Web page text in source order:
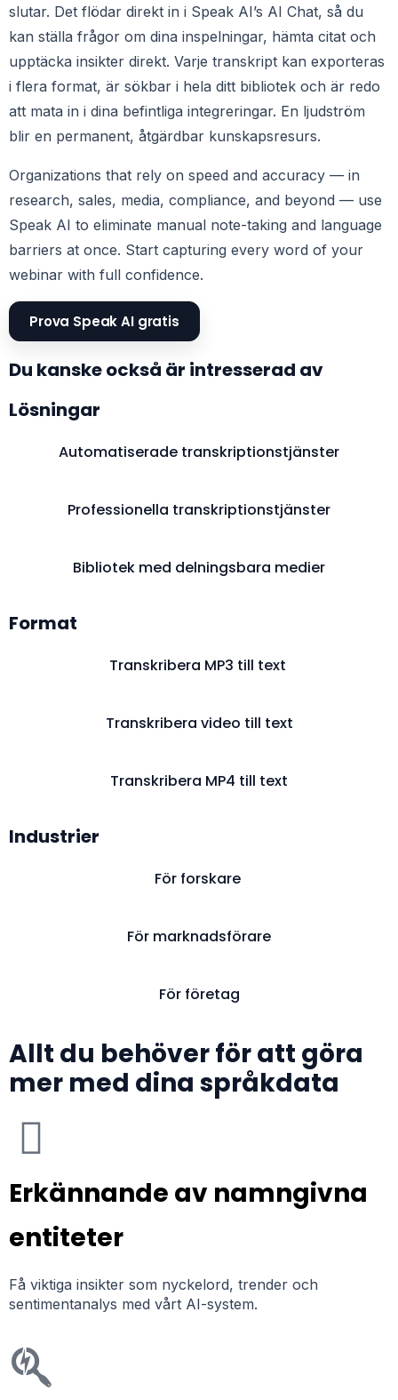
slutar. Det flödar direkt in i Speak AI’s AI Chat, så du
kan ställa frågor om dina inspelningar, hämta citat och
upptäcka insikter direkt. Varje transkript kan exporteras
i flera format, är sökbar i hela ditt bibliotek och är redo
att mata in i dina befintliga integreringar. En ljudström
blir en permanent, åtgärdbar kunskapsresurs.
Organizations that rely on speed and accuracy — in
research, sales, media, compliance, and beyond — use
Speak AI to eliminate manual note-taking and language
barriers at once. Start capturing every word of your
webinar with full confidence.
Prova Speak AI gratis
Du kanske också är intresserad av
Lösningar
Automatiserade transkriptionstjänster
Professionella transkriptionstjänster
Bibliotek med delningsbara medier
Format
Transkribera MP3 till text
Transkribera video till text
Transkribera MP4 till text
Industrier
För forskare
För marknadsförare
För företag
Allt du behöver för att göra
mer med dina språkdata
Erkännande av namngivna
entiteter
Få viktiga insikter som nyckelord, trender och
sentimentanalys med vårt AI-system.